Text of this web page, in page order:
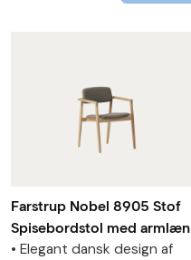
Farstrup Nobel 8905 Stof
Spisebordstol med armlæn
• Elegant dansk design af